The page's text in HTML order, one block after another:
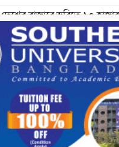
দেশের বাজারে ভরিতে ১০
দাম বাড়ানোর ঘোষণা।
ভারপ্রাপ্ত রাষ্ট্রপতি হাফিজ
সাথে এইচটি বাংলা অনলাইন
টিভির সম্পাদক মোঃ ইসমাইল
সৌজন্য সাক্ষাৎ।
পাটগ্রামে জুলাই অভ্যুত্থান
১১দলীয় গণ মিছিল ও গণ